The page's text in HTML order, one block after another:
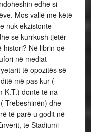
edhe si
Mos vallë me këtë
nuk ekzistonte
se kurrkush tjetër
histori? Në librin që
në mediat
të opozitës së
më pas kur (
K.T.) donte të na
Trebeshinën) dhe
të parë u godit në
te Stadiumi